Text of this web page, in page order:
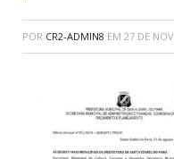
POR CR2-ADMIN8 EM 27 DE